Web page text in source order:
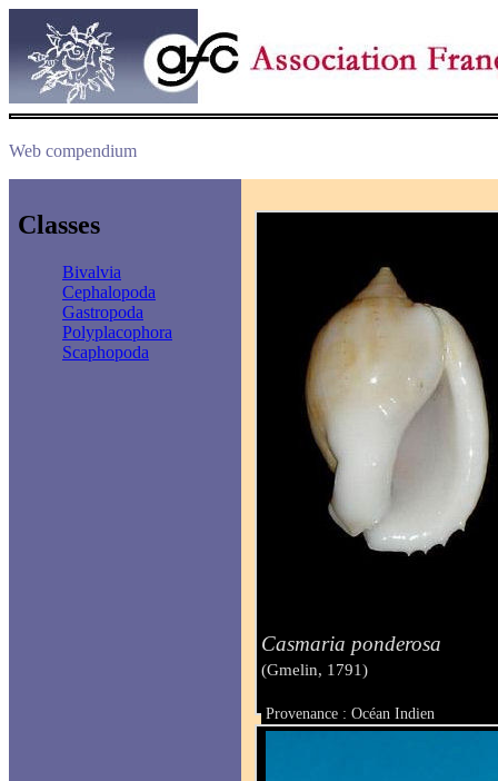
Web compendium
Classes
Bivalvia
Cephalopoda
Gastropoda
Polyplacophora
Scaphopoda
Casmaria ponderosa
(Gmelin, 1791)
Provenance : Océan Indien
Taille : 35.9 mm